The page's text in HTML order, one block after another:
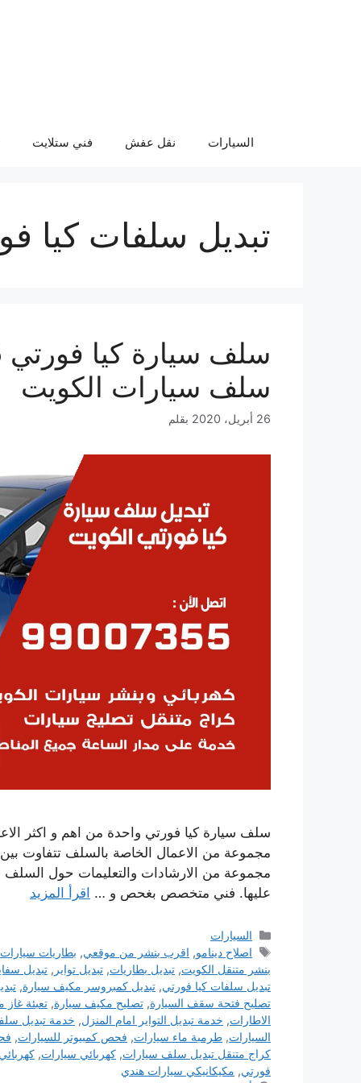
السيارات نقل عفش فني ستلايت
تبديل سلفات كيا
سلف سيارات الكويت
26 أبريل، 2020 بقلم
سلف سيارة كيا فورتي واحدة من اهم و اكثر
مجموعة من الاعمال الخاصة بالسلف تتفاوت بين
مجموعة من الارشادات والتعليمات حول السلف
عليها. فني متخصص بغحص و … اقرأ المزيد
التصنيفات
السيارات
الوسوم
اصلاح دينامو, اقرب بنشر من موقعي, بطاريات سيارات
بنشر متنقل الكويت, تبديل بطاريات, تبديل تواير , تبديل
تبديل سلفات كيا فورتي, تبديل كمبروسر مكيف سيارة,
تصليح فتحة سقف السيارة, تصليح مكيف سيارة, تعبئة غاز
الاطارات, خدمة تبديل التواير امام المنزل, خدمة تبديل
السيارات, طرمبة ماء سيارات, فحص كمبيوتر للسيارات,
كراج متنقل تبديل سلف سيارات, كهربائي سيارات,
فورتي, مكيكانيكي سيارات هندي